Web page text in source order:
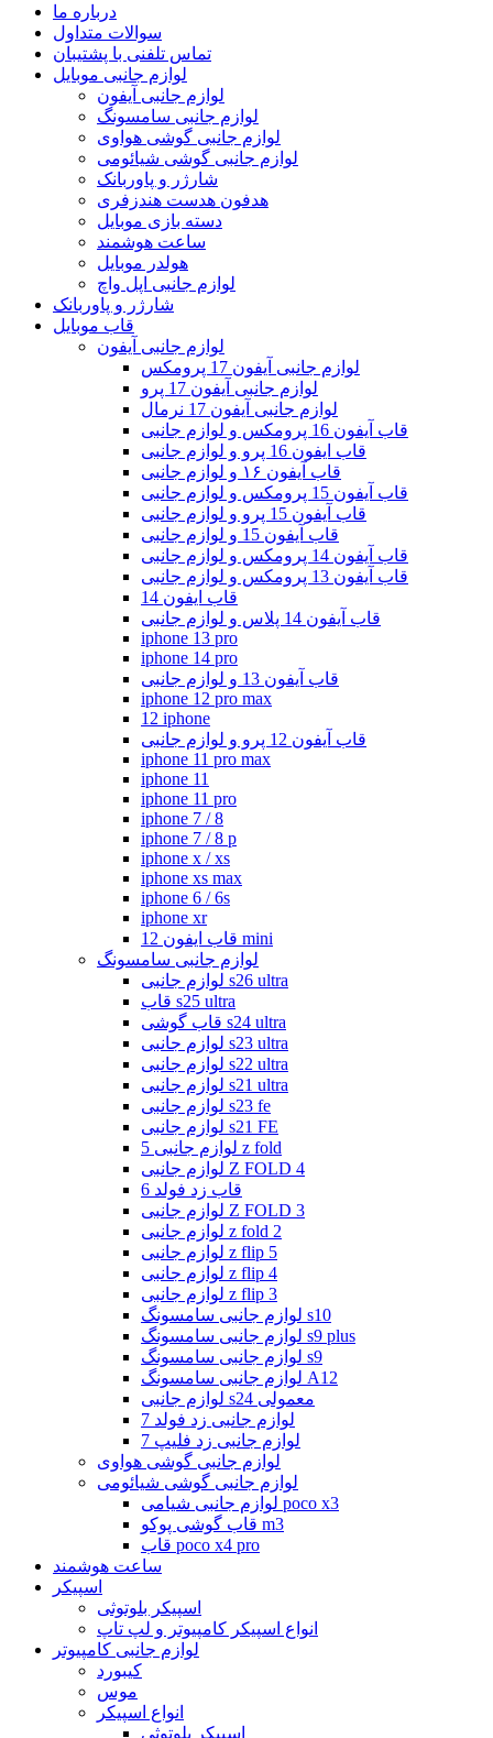
درباره ما
سوالات متداول
تماس تلفنی با پشتیبان
لوازم جانبی موبایل
لوازم جانبی آیفون
لوازم جانبی سامسونگ
لوازم جانبی گوشی هواوی
لوازم جانبی گوشی شیائومی
شارژر و پاوربانک
هدفون هدست هندزفری
دسته بازی موبایل
ساعت هوشمند
هولدر موبایل
لوازم جانبی اپل واچ
شارژر و پاوربانک
قاب موبایل
لوازم جانبی آیفون
لوازم جانبی آیفون 17 پرومکس
لوازم جانبی آیفون 17 پرو
لوازم جانبی آیفون 17 نرمال
قاب آیفون 16 پرومکس و لوازم جانبی
قاب ایفون 16 پرو و لوازم جانبی
قاب آیفون ۱۶ و لوازم جانبی
قاب آیفون 15 پرومکس و لوازم جانبی
قاب آیفون 15 پرو و لوازم جانبی
قاب آیفون 15 و لوازم جانبی
قاب آیفون 14 پرومکس و لوازم جانبی
قاب آیفون 13 پرومکس و لوازم جانبی
قاب ایفون 14
قاب آیفون 14 پلاس و لوازم جانبی
iphone 13 pro
iphone 14 pro
قاب آیفون 13 و لوازم جانبی
iphone 12 pro max
12 iphone
قاب آیفون 12 پرو و لوازم جانبی
iphone 11 pro max
iphone 11
iphone 11 pro
iphone 7 / 8
iphone 7 / 8 p
iphone x / xs
iphone xs max
iphone 6 / 6s
iphone xr
قاب ایفون 12 mini
لوازم جانبی سامسونگ
لوازم جانبی s26 ultra
قاب s25 ultra
قاب گوشی s24 ultra
لوازم جانبی s23 ultra
لوازم جانبی s22 ultra
لوازم جانبی s21 ultra
لوازم جانبی s23 fe
لوازم جانبی s21 FE
لوازم جانبی 5 z fold
لوازم جانبی Z FOLD 4
قاب زد فولد 6
لوازم جانبی Z FOLD 3
لوازم جانبی z fold 2
لوازم جانبی z flip 5
لوازم جانبی z flip 4
لوازم جانبی z flip 3
لوازم جانبی سامسونگ s10
لوازم جانبی سامسونگ s9 plus
لوازم جانبی سامسونگ s9
لوازم جانبی سامسونگ A12
لوازم جانبی s24 معمولی
لوازم جانبی زد فولد 7
لوازم جانبی زد فلیپ 7
لوازم جانبی گوشی هواوی
لوازم جانبی گوشی شیائومی
لوازم جانبی شیامی poco x3
قاب گوشی پوکو m3
قاب poco x4 pro
ساعت هوشمند
اسپیکر
اسپیکر بلوتوثی
انواع اسپیکر کامپیوتر و لپ تاپ
لوازم جانبی کامپیوتر
کیبورد
موس
انواع اسپیکر
اسپیکر بلوتوثی